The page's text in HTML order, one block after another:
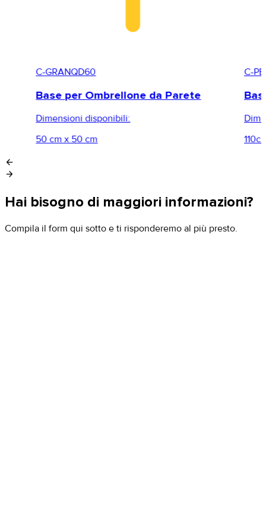
C-GRANQD60
Base per Ombrellone da Parete
Dimensioni disponibili:
50 cm x 50 cm
C-
arrow_back
arrow_forward
Hai bisogno di maggiori informazioni?
Compila il form qui sotto e ti risponderemo al più presto.